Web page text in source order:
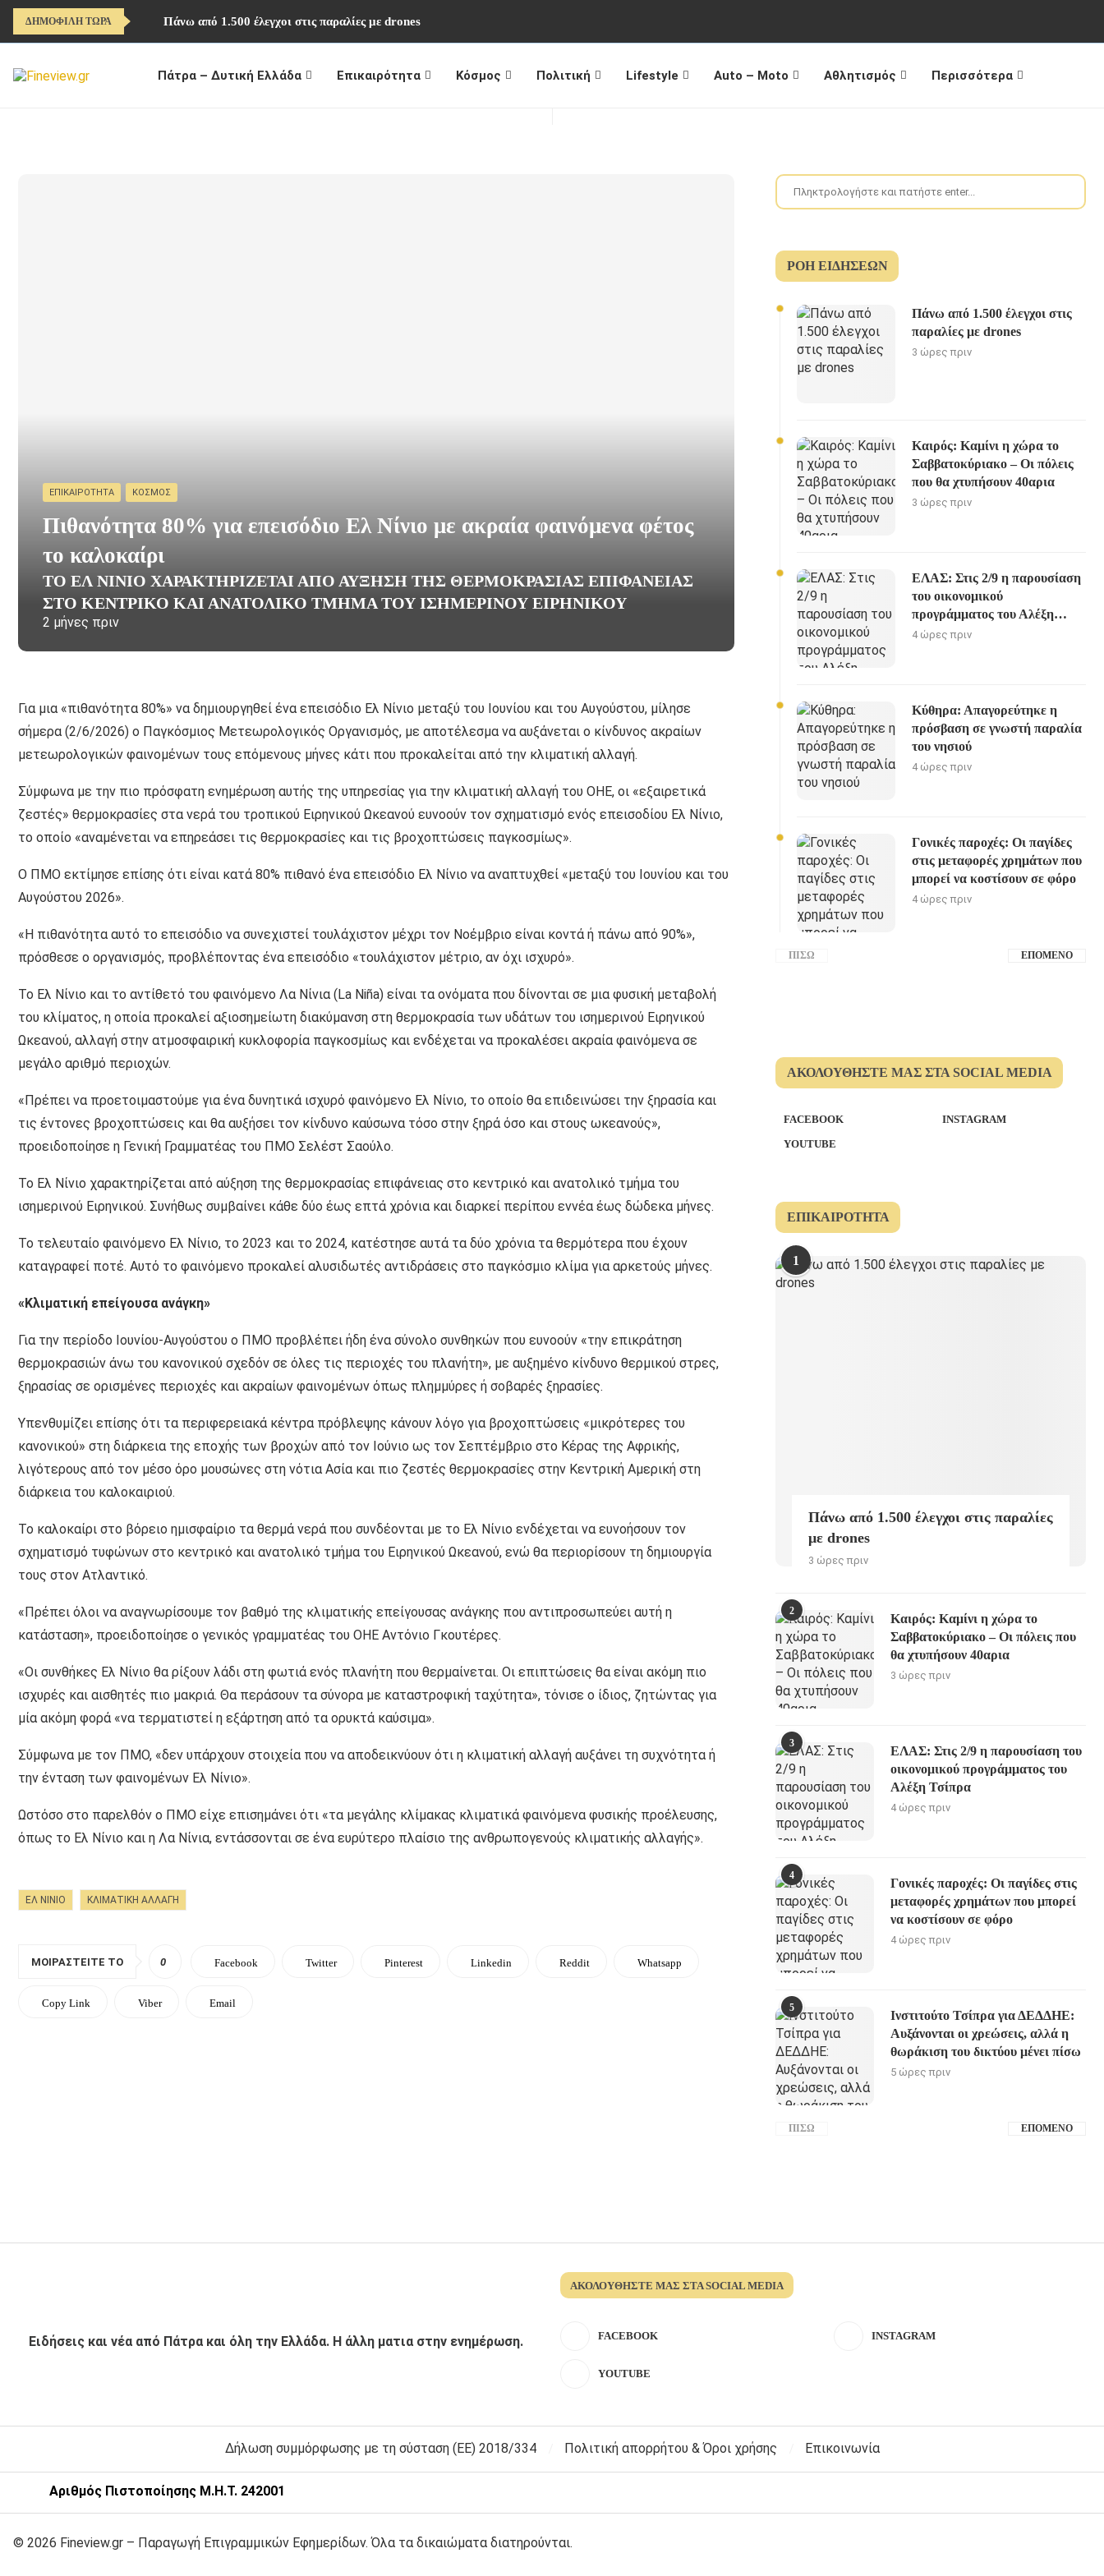
ΔΗΜΟΦΙΛΗ ΤΩΡΑ Πάνω από 1.500 έλεγχοι στις παραλίες με drones
Πάτρα – Δυτική Ελλάδα Επικαιρότητα Κόσμος Πολιτική Lifestyle Auto – Moto Αθλητισμός Περισσότερα
ΕΠΙΚΑΙΡΌΤΗΤΑ ΚΌΣΜΟΣ
Πιθανότητα 80% για επεισόδιο Ελ Νίνιο με ακραία φαινόμενα φέτος
το καλοκαίρι
ΤΟ ΕΛ ΝΊΝΙΟ ΧΑΡΑΚΤΗΡΊΖΕΤΑΙ ΑΠΌ ΑΎΞΗΣΗ ΤΗΣ ΘΕΡΜΟΚΡΑΣΊΑΣ ΕΠΙΦΆΝΕΙΑΣ
ΣΤΟ ΚΕΝΤΡΙΚΌ ΚΑΙ ΑΝΑΤΟΛΙΚΌ ΤΜΉΜΑ ΤΟΥ ΙΣΗΜΕΡΙΝΟΎ ΕΙΡΗΝΙΚΟΎ
2 μήνες πριν
Για μια «πιθανότητα 80%» να δημιουργηθεί ένα επεισόδιο Ελ Νίνιο μεταξύ του Ιουνίου και του Αυγούστου, μίλησε
σήμερα (2/6/2026) ο Παγκόσμιος Μετεωρολογικός Οργανισμός, με αποτέλεσμα να αυξάνεται ο κίνδυνος ακραίων
μετεωρολογικών φαινομένων τους επόμενους μήνες κάτι που προκαλείται από την κλιματική αλλαγή.
Σύμφωνα με την πιο πρόσφατη ενημέρωση αυτής της υπηρεσίας για την κλιματική αλλαγή του ΟΗΕ, οι «εξαιρετικά
ζεστές» θερμοκρασίες στα νερά του τροπικού Ειρηνικού Ωκεανού ευνοούν τον σχηματισμό ενός επεισοδίου Ελ Νίνιο,
το οποίο «αναμένεται να επηρεάσει τις θερμοκρασίες και τις βροχοπτώσεις παγκοσμίως».
Ο ΠΜΟ εκτίμησε επίσης ότι είναι κατά 80% πιθανό ένα επεισόδιο Ελ Νίνιο να αναπτυχθεί «μεταξύ του Ιουνίου και του
Αυγούστου 2026».
«Η πιθανότητα αυτό το επεισόδιο να συνεχιστεί τουλάχιστον μέχρι τον Νοέμβριο είναι κοντά ή πάνω από 90%»,
πρόσθεσε ο οργανισμός, προβλέποντας ένα επεισόδιο «τουλάχιστον μέτριο, αν όχι ισχυρό».
Το Ελ Νίνιο και το αντίθετό του φαινόμενο Λα Νίνια (La Niña) είναι τα ονόματα που δίνονται σε μια φυσική μεταβολή
του κλίματος, η οποία προκαλεί αξιοσημείωτη διακύμανση στη θερμοκρασία των υδάτων του ισημερινού Ειρηνικού
Ωκεανού, αλλαγή στην ατμοσφαιρική κυκλοφορία παγκοσμίως και ενδέχεται να προκαλέσει ακραία φαινόμενα σε
μεγάλο αριθμό περιοχών.
«Πρέπει να προετοιμαστούμε για ένα δυνητικά ισχυρό φαινόμενο Ελ Νίνιο, το οποίο θα επιδεινώσει την ξηρασία και
τις έντονες βροχοπτώσεις και θα αυξήσει τον κίνδυνο καύσωνα τόσο στην ξηρά όσο και στους ωκεανούς»,
προειδοποίησε η Γενική Γραμματέας του ΠΜΟ Σελέστ Σαούλο.
Το Ελ Νίνιο χαρακτηρίζεται από αύξηση της θερμοκρασίας επιφάνειας στο κεντρικό και ανατολικό τμήμα του
ισημερινού Ειρηνικού. Συνήθως συμβαίνει κάθε δύο έως επτά χρόνια και διαρκεί περίπου εννέα έως δώδεκα μήνες.
Το τελευταίο φαινόμενο Ελ Νίνιο, το 2023 και το 2024, κατέστησε αυτά τα δύο χρόνια τα θερμότερα που έχουν
καταγραφεί ποτέ. Αυτό το φαινόμενο προκαλεί αλυσιδωτές αντιδράσεις στο παγκόσμιο κλίμα για αρκετούς μήνες.
«Κλιματική επείγουσα ανάγκη»
Για την περίοδο Ιουνίου-Αυγούστου ο ΠΜΟ προβλέπει ήδη ένα σύνολο συνθηκών που ευνοούν «την επικράτηση
θερμοκρασιών άνω του κανονικού σχεδόν σε όλες τις περιοχές του πλανήτη», με αυξημένο κίνδυνο θερμικού στρες,
ξηρασίας σε ορισμένες περιοχές και ακραίων φαινομένων όπως πλημμύρες ή σοβαρές ξηρασίες.
Υπενθυμίζει επίσης ότι τα περιφερειακά κέντρα πρόβλεψης κάνουν λόγο για βροχοπτώσεις «μικρότερες του
κανονικού» στη διάρκεια της εποχής των βροχών από τον Ιούνιο ως τον Σεπτέμβριο στο Κέρας της Αφρικής,
λιγότερους από τον μέσο όρο μουσώνες στη νότια Ασία και πιο ζεστές θερμοκρασίες στην Κεντρική Αμερική στη
διάρκεια του καλοκαιριού.
Το καλοκαίρι στο βόρειο ημισφαίριο τα θερμά νερά που συνδέονται με το Ελ Νίνιο ενδέχεται να ευνοήσουν τον
σχηματισμό τυφώνων στο κεντρικό και ανατολικό τμήμα του Ειρηνικού Ωκεανού, ενώ θα περιορίσουν τη δημιουργία
τους στον Ατλαντικό.
«Πρέπει όλοι να αναγνωρίσουμε τον βαθμό της κλιματικής επείγουσας ανάγκης που αντιπροσωπεύει αυτή η
κατάσταση», προειδοποίησε ο γενικός γραμματέας του ΟΗΕ Αντόνιο Γκουτέρες.
«Οι συνθήκες Ελ Νίνιο θα ρίξουν λάδι στη φωτιά ενός πλανήτη που θερμαίνεται. Οι επιπτώσεις θα είναι ακόμη πιο
ισχυρές και αισθητές πιο μακριά. Θα περάσουν τα σύνορα με καταστροφική ταχύτητα», τόνισε ο ίδιος, ζητώντας για
μία ακόμη φορά «να τερματιστεί η εξάρτηση από τα ορυκτά καύσιμα».
Σύμφωνα με τον ΠΜΟ, «δεν υπάρχουν στοιχεία που να αποδεικνύουν ότι η κλιματική αλλαγή αυξάνει τη συχνότητα ή
την ένταση των φαινομένων Ελ Νίνιο».
Ωστόσο στο παρελθόν ο ΠΜΟ είχε επισημάνει ότι «τα μεγάλης κλίμακας κλιματικά φαινόμενα φυσικής προέλευσης,
όπως το Ελ Νίνιο και η Λα Νίνια, εντάσσονται σε ένα ευρύτερο πλαίσιο της ανθρωπογενούς κλιματικής αλλαγής».
ΕΛ ΝΊΝΙΟ ΚΛΙΜΑΤΙΚΗ ΑΛΛΑΓΗ
ΜΟΙΡΑΣΤΕΊΤΕ ΤΟ 0 Facebook Twitter Pinterest Linkedin Reddit Whatsapp
Copy Link Viber Email
ΡΟΉ ΕΙΔΉΣΕΩΝ
Πάνω από 1.500 έλεγχοι στις
παραλίες με drones
3 ώρες πριν
Καιρός: Καμίνι η χώρα το
Σαββατοκύριακο – Οι πόλεις
που θα χτυπήσουν 40αρια
3 ώρες πριν
ΕΛΑΣ: Στις 2/9 η παρουσίαση
του οικονομικού
προγράμματος του Αλέξη
Τσίπρα
4 ώρες πριν
Κύθηρα: Απαγορεύτηκε η
πρόσβαση σε γνωστή παραλία
του νησιού
4 ώρες πριν
Γονικές παροχές: Οι παγίδες
στις μεταφορές χρημάτων που
μπορεί να κοστίσουν σε φόρο
4 ώρες πριν
ΠΊΣΩ ΕΠΌΜΕΝΟ
ΑΚΟΛΟΥΘΉΣΤΕ ΜΑΣ ΣΤΑ SOCIAL MEDIA
FACEBOOK
INSTAGRAM
YOUTUBE
ΕΠΙΚΑΙΡΌΤΗΤΑ
1
Πάνω από 1.500 έλεγχοι στις παραλίες
με drones
3 ώρες πριν
2
Καιρός: Καμίνι η χώρα το
Σαββατοκύριακο – Οι πόλεις που
θα χτυπήσουν 40αρια
3 ώρες πριν
3
ΕΛΑΣ: Στις 2/9 η παρουσίαση του
οικονομικού προγράμματος του
Αλέξη Τσίπρα
4 ώρες πριν
4
Γονικές παροχές: Οι παγίδες στις
μεταφορές χρημάτων που μπορεί
να κοστίσουν σε φόρο
4 ώρες πριν
5
Ινστιτούτο Τσίπρα για ΔΕΔΔΗΕ:
Αυξάνονται οι χρεώσεις, αλλά η
θωράκιση του δικτύου μένει πίσω
5 ώρες πριν
ΠΊΣΩ ΕΠΌΜΕΝΟ
Ειδήσεις και νέα από Πάτρα και όλη την Ελλάδα. Η άλλη ματια στην ενημέρωση.
ΑΚΟΛΟΥΘΉΣΤΕ ΜΑΣ ΣΤΑ SOCIAL MEDIA
FACEBOOK INSTAGRAM
YOUTUBE
Δήλωση συμμόρφωσης με τη σύσταση (ΕΕ) 2018/334 Πολιτική απορρήτου & Όροι χρήσης Επικοινωνία
Αριθμός Πιστοποίησης Μ.Η.Τ. 242001
© 2026 Fineview.gr – Παραγωγή Επιγραμμικών Εφημερίδων. Όλα τα δικαιώματα διατηρούνται.